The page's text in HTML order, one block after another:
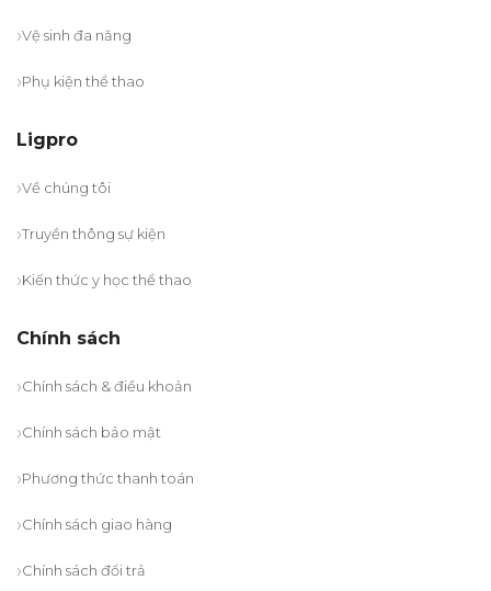
Vệ sinh đa năng
Phụ kiện thể thao
Ligpro
Về chúng tôi
Truyền thông sự kiện
Kiến thức y học thể thao
Chính sách
Chính sách & điều khoản
Chính sách bảo mật
Phương thức thanh toán
Chính sách giao hàng
Chính sách đổi trả